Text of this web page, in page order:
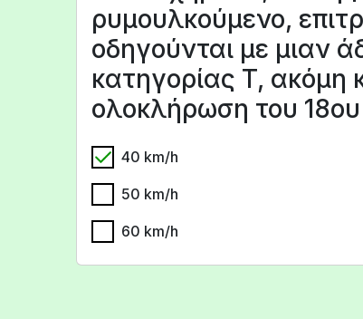
ρυμουλκούμενο,
οδηγούνται με μιαν
κατηγορίας T, ακόμη
ολοκλήρωση του 18ου
40 km/h
50 km/h
60 km/h